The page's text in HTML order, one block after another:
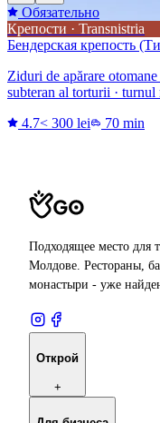
Обязательно
Крепости · Transnistria
Бендерская крепость
Ziduri de apărare
subteran al torturii ·
4.7< 300 lei 70 min
Подходящее место для
Молдове. Рестораны,
монастыри - уже
Открой
+